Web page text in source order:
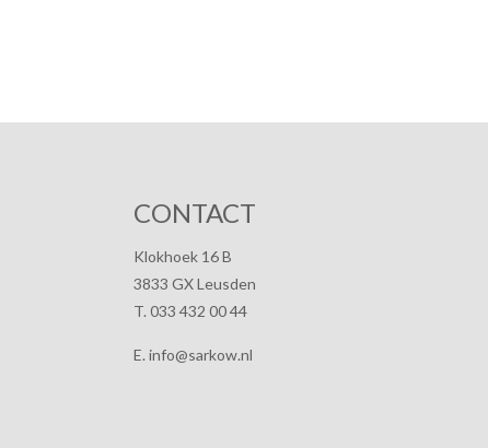
CONTACT
Klokhoek 16 B
3833 GX Leusden
T. 033 432 00 44
E. info@sarkow.nl